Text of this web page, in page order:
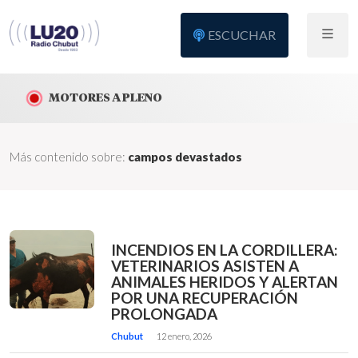
ESCUCHAR
MOTORES A PLENO
Más contenido sobre: campos devastados
INCENDIOS EN LA CORDILLERA:
VETERINARIOS ASISTEN A
ANIMALES HERIDOS Y ALERTAN
POR UNA RECUPERACIÓN
PROLONGADA
Chubut 12 enero, 2026